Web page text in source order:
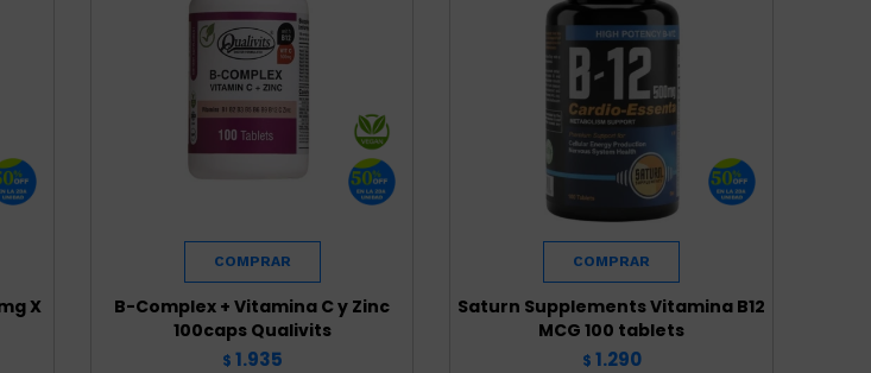
X
B-Complex + Vitamina C y Zinc
100caps Qualivits
$ 1.935
Saturn Supplements Vitamina B12
MCG 100 tablets
$ 1.290